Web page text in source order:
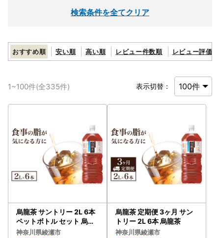
検索条件を全てクリア
おすすめ順 安い順 高い順 レビュー件数順 レビュー評価順
1~100件(全335件) 表示切替：
烏龍茶 サントリー 2L 6本
ペットボトル セット 烏龍
茶
神奈川県綾瀬市
烏龍茶 定期便 3ヶ月 サン
トリー 2L 6本 烏龍茶
神奈川県綾瀬市